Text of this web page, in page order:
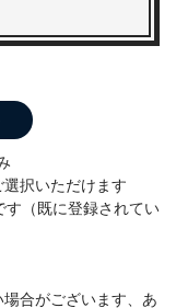
択いただけます
す（既に登録されてい
合がございます、あ